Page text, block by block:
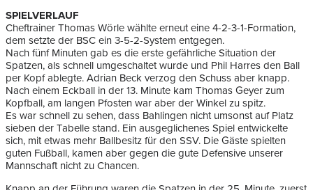
SPIELVERLAUF
Cheftrainer Thomas Wörle wählte erneut eine 4-2-3-1-Formation,
dem setzte der BSC ein 3-5-2-System entgegen.
Nach fünf Minuten gab es die erste gefährliche Situation der
Spatzen, als schnell umgeschaltet wurde und Phil Harres den Ball
per Kopf ablegte. Adrian Beck verzog den Schuss aber knapp.
Nach einem Eckball in der 13. Minute kam Thomas Geyer zum
Kopfball, am langen Pfosten war aber der Winkel zu spitz.
Es war schnell zu sehen, dass Bahlingen nicht umsonst auf Platz
sieben der Tabelle stand. Ein ausgeglichenes Spiel entwickelte
sich, mit etwas mehr Ballbesitz für den SSV. Die Gäste spielten
guten Fußball, kamen aber gegen die gute Defensive unserer
Mannschaft nicht zu Chancen.